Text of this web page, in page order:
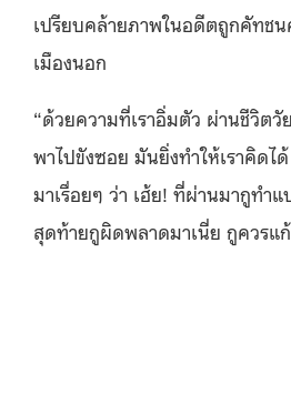
เปรียบคล้ายภาพในอดีตถูกคัทชน
เมืองนอก
“ด้วยความที่เราอิ่มตัว ผ่านชีวิตวั
พาไปขังซอย มันยิ่งทำให้เราคิดไ
มาเรื่อยๆ ว่า เฮ้ย! ที่ผ่านมากูทํา
สุดท้ายกูผิดพลาดมาเนี่ย กูควรแก้